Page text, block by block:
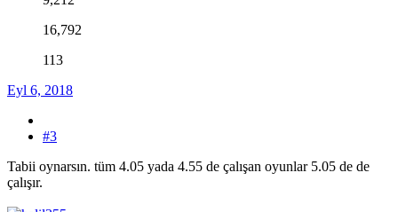
16,792
113
Eyl 6, 2018
#3
Tabii oynarsın. tüm 4.05 yada 4.55 de çalışan oyunlar 5.05 de de
çalışır.